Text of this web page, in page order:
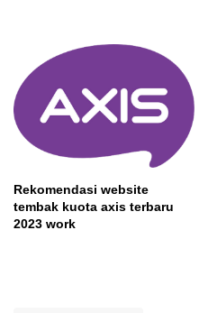
Rekomendasi website
tembak kuota axis terbaru
2023 work